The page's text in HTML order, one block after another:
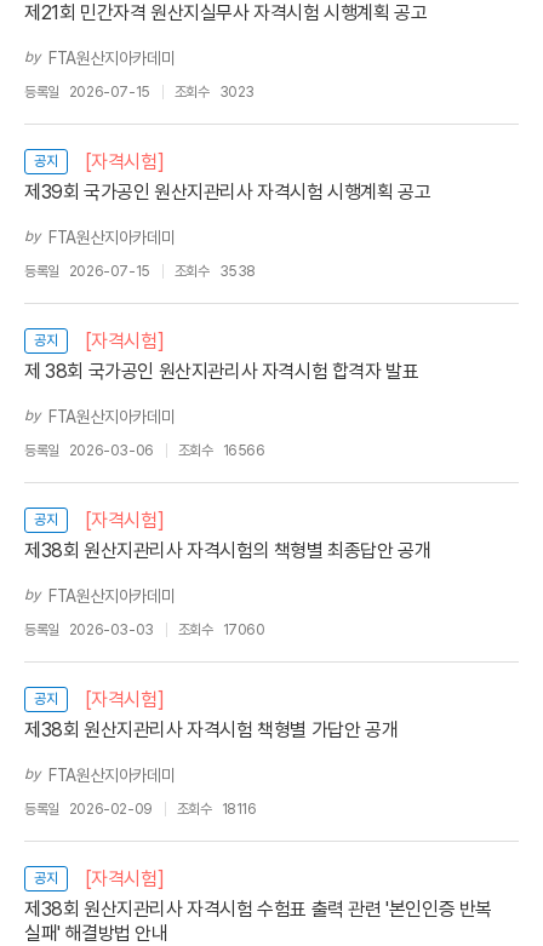
제21회 민간자격 원산지실무사 자격시험 시행계획 공고
by FTA원산지아카데미
등록일 2026-07-15 조회수 3023
공지
[자격시험]
제39회 국가공인 원산지관리사 자격시험 시행계획 공고
by FTA원산지아카데미
등록일 2026-07-15 조회수 3538
공지
[자격시험]
제 38회 국가공인 원산지관리사 자격시험 합격자 발표
by FTA원산지아카데미
등록일 2026-03-06 조회수 16566
공지
[자격시험]
제38회 원산지관리사 자격시험의 책형별 최종답안 공개
by FTA원산지아카데미
등록일 2026-03-03 조회수 17060
공지
[자격시험]
제38회 원산지관리사 자격시험 책형별 가답안 공개
by FTA원산지아카데미
등록일 2026-02-09 조회수 18116
공지
[자격시험]
제38회 원산지관리사 자격시험 수험표 출력 관련 '본인인증 반복
실패' 해결방법 안내